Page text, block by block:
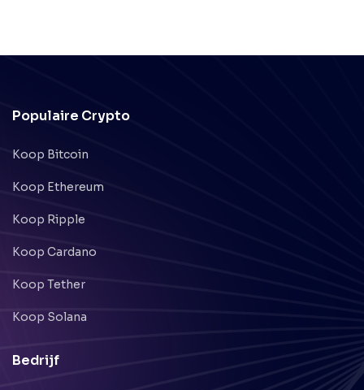
Populaire Crypto
Koop Bitcoin
Koop Ethereum
Koop Ripple
Koop Cardano
Koop Tether
Koop Solana
Bedrijf